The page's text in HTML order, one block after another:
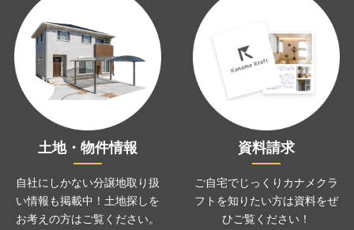
土地・物件情報
自社にしかない分譲地取り扱
い情報も掲載中！土地探しを
お考えの方はご覧ください。
資料請求
ご自宅でじっくりカナメクラ
フトを知りたい方は資料をぜ
ひご覧ください！